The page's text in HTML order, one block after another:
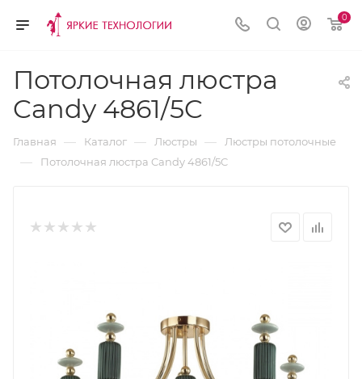
0
Потолочная люстра
Candy 4861/5C
Главная — Каталог — Люстры — Люстры потолочные
— Потолочная люстра Candy 4861/5C